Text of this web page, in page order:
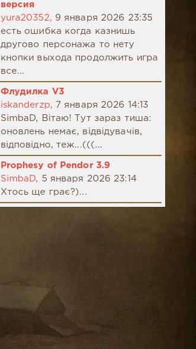
версия
yura20352, 9 января 2026 23:35
есть ошибка когда казнишь
другово персонажа то нету
кнопки выхода продолжить игра
все...
Флудилка V3
iskanderzp,
7 января 2026 14:13
SimbaD, Вітаю! Тут зараз тиша:
оновлень немає, відвідувачів,
відповідно, теж...(((...
Prophesy of Pendor 3.9
SimbaD,
5 января 2026 23:14
Хтось ще грає?)...